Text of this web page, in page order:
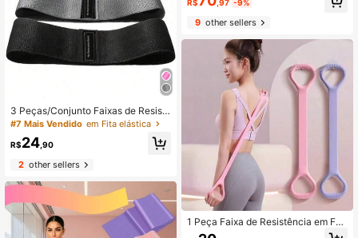
3 Peças/Conjunto Faixas de Resist
ência, Faixas Elásticas para Quadril,
gachamentos, Ativação de Glúteos,
ra Academia, Exercícios ao Ar Livre
#7 Mais Vendido em Fita elástica
R$24,90
2other sellers
R$ ,97 -9%
9other sellers
1 Peça Faixa de Resistência em For
ma de 8, Abertura de Costas e Trein